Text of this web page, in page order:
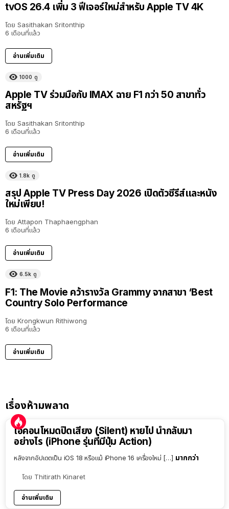
tvOS 26.4 เพิ่ม 3 ฟีเจอร์ใหม่สำหรับ Apple TV 4K
โดย Sasithakan Sritonthip
6 เดือนที่แล้ว
อ่านเพิ่มเติม
1000 ดู
Apple TV ร่วมมือกับ IMAX ฉาย F1 กว่า 50 สาขาทั่ว
สหรัฐฯ
โดย Sasithakan Sritonthip
6 เดือนที่แล้ว
อ่านเพิ่มเติม
1.8k ดู
สรุป Apple TV Press Day 2026 เปิดตัวซีรีส์และหนัง
ใหม่เพียบ!
โดย Attapon Thaphaengphan
6 เดือนที่แล้ว
อ่านเพิ่มเติม
6.5k ดู
F1: The Movie คว้ารางวัล Grammy จากสาขา ‘Best
Country Solo Performance
โดย Krongkwun Rithiwong
6 เดือนที่แล้ว
อ่านเพิ่มเติม
เรื่องห้ามพลาด
ไอคอนโหมดปิดเสียง (Silent) หายไป นำกลับมา
อย่างไร (iPhone รุ่นที่มีปุ่ม Action)
หลังจากอัปเดตเป็น iOS 18 หรือแม้ iPhone 16 เครื่องใหม่ […] มากกว่า
โดย Thitirath Kinaret
อ่านเพิ่มเติม